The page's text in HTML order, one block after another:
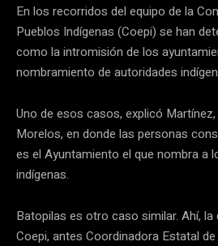
En los recorridos del equipo de la
Pueblos Indígenas (Coepi) se han
como la intromisión de los
nombramiento de autoridades
Uno de esos casos, explicó
Morelos, en donde las personas
es el Ayuntamiento el que nombra a
indígenas.
Batopilas es otro caso similar. Ahí, la
Coepi, antes Coordinadora Estatal